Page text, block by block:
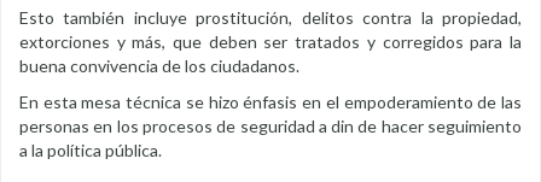
Esto también incluye prostitución, delitos contra la propiedad,
extorciones y más, que deben ser tratados y corregidos para la
buena convivencia de los ciudadanos.
En esta mesa técnica se hizo énfasis en el empoderamiento de las
personas en los procesos de seguridad a din de hacer seguimiento
a la política pública.